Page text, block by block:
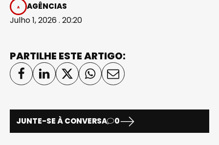
AGÊNCIAS
Julho 1, 2026 . 20:20
PARTILHE ESTE ARTIGO:
JUNTE-SE À CONVERSA 0